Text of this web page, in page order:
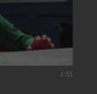
4:35